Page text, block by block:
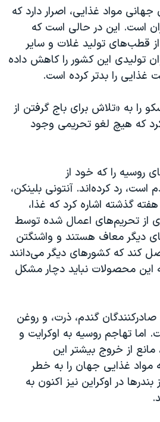
رهبری ایران
«سی‌پک»
جهانی مواد غذایی، اصرار دارد که
است. این در حالی است که
از قطب‌های تولید غلات و سایر
تولیدی این کشور را کاهش داده
غذایی را بدتر کرده است.
را به «تلاش برای باج گرفتن از
که هیچ لغو تحریمی وجود
روسیه را که خود از
است، رد کرده‌اند. آنتونی بلینکن،
هفته گذشته اشاره کرد که غذا،
از تحریم‌های اعمال شده توسط
دیگر معاف هستند و واشنگتن
کند که کشورهای دیگر می‌دانند
این محصولات نباید دچار مشکل
صادرکنندگان گندم، ذرت، و روغن
اما تهاجم روسیه به اوکرایت و
از خروج بیشتر این
غذایی جهان را به خطر
در اوکراین نیز اکنون به